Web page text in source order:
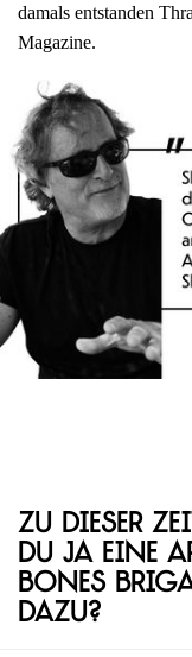
damals entstanden
Magazine.
Zu dieser
du ja eine
Bones
dazu?